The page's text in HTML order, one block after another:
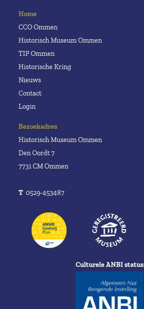
Bezoekadres
Historisch Museum Ommen
Den Oordt 7
7731 CM Ommen
T 0529-453487
Home
CCO Ommen
Historisch Museum Ommen
TIP Ommen
Historische Kring
Nieuws
Contact
Login
Culturele ANBI status